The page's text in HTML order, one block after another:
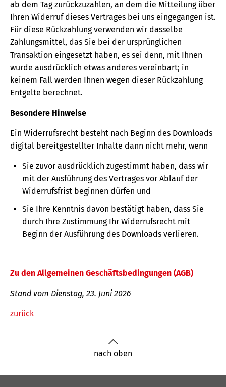
ab dem Tag zurückzuzahlen, an dem die Mitteilung über
Ihren Widerruf dieses Vertrages bei uns eingegangen ist.
Für diese Rückzahlung verwenden wir dasselbe
Zahlungsmittel, das Sie bei der ursprünglichen
Transaktion eingesetzt haben, es sei denn, mit Ihnen
wurde ausdrücklich etwas anderes vereinbart; in
keinem Fall werden Ihnen wegen dieser Rückzahlung
Entgelte berechnet.
Besondere Hinweise
Ein Widerrufsrecht besteht nach Beginn des Downloads
digital bereitgestellter Inhalte dann nicht mehr, wenn
Sie zuvor ausdrücklich zugestimmt haben, dass wir
mit der Ausführung des Vertrages vor Ablauf der
Widerrufsfrist beginnen dürfen und
Sie Ihre Kenntnis davon bestätigt haben, dass Sie
durch Ihre Zustimmung Ihr Widerrufsrecht mit
Beginn der Ausführung des Downloads verlieren.
Zu den Allgemeinen Geschäftsbedingungen (AGB)
Stand vom Dienstag, 23. Juni 2026
zurück
nach oben